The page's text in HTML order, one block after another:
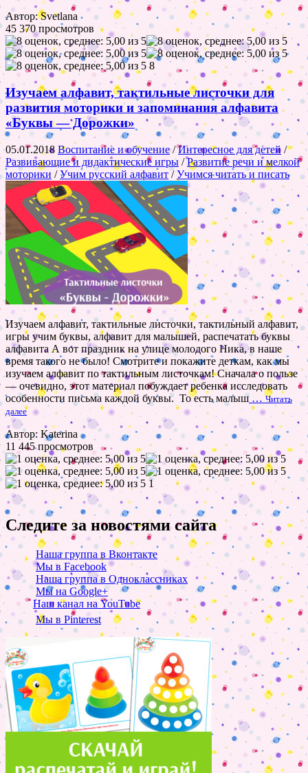
Автор: Svetlana
45 370 просмотров
8
Изучаем алфавит, тактильные листочки для
развития моторики и запоминания алфавита
«Буквы — Дорожки»
05.01.2018 Воспитание и обучение/Интересное для детей /
Развивающие и дидактические игры /Развитие речи и мелкой
моторики /Учим русский алфавит/Учимся читать и писать
Изучаем алфавит, тактильные листочки, тактильный алфавит,
игры учим буквы, алфавит для малышей, распечатать буквы
алфавита А вот праздник на улице молодого Ника, в наше
время такого не было! Смотрите и покажите деткам, как мы
изучаем алфавит по тактильным листочкам! Сначала о пользе
— очевидно, этот материал побуждает ребенка исследовать
особенности письма каждой буквы. То есть малыш…Читать
далее
Автор: Katerina
11 445 просмотров
1
Следите за новостями сайта
Наша группа в Вконтакте
Мы в Facebook
Наша группа в Одноклассниках
Мы на Google+
Наш канал на YouTube
Мы в Pinterest